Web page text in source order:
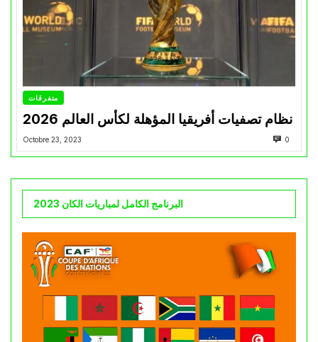
متفرقات
نظام تصفيات أفريقيا المؤهلة لكأس العالم 2026
Octobre 23, 2023 0
البرنامج الكامل لمباريات الكان 2023